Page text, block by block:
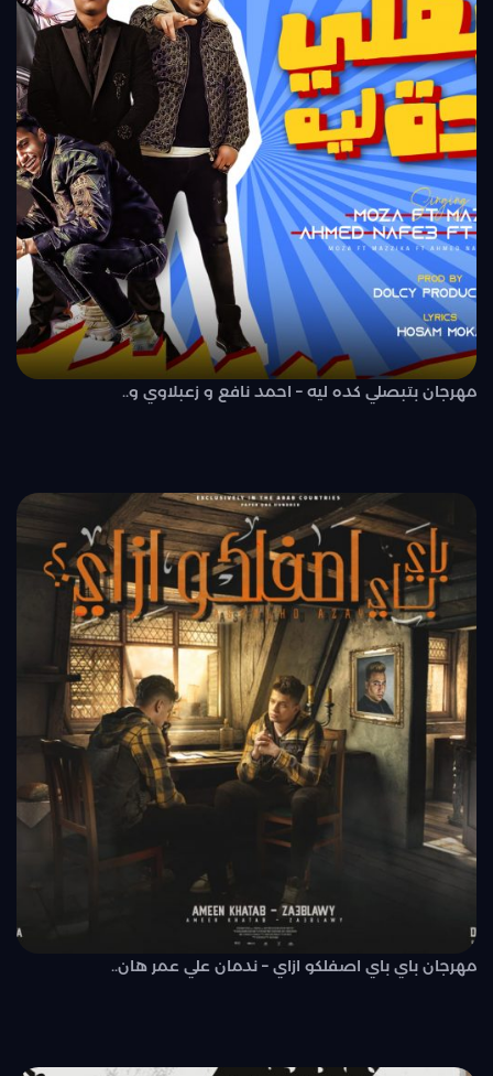
مهرجان بتبصلي كده ليه – احمد نافع و زعبلاوي و..
مهرجان باي باي اصفلكو ازاي – ندمان علي عمر هان..